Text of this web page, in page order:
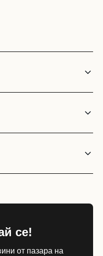
се!
от пазара на